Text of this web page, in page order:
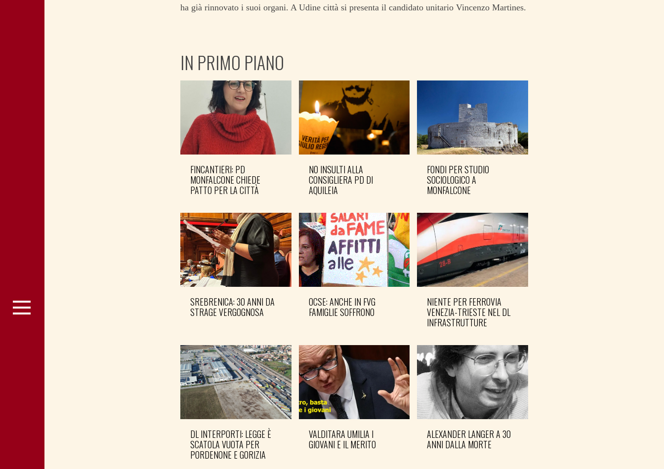
ha già rinnovato i suoi organi. A Udine città si presenta il candidato unitario Vincenzo Martines.
IN PRIMO PIANO
FINCANTIERI: PD
MONFALCONE CHIEDE
PATTO PER LA CITTÀ
NO INSULTI ALLA
CONSIGLIERA PD DI
AQUILEIA
FONDI PER STUDIO
SOCIOLOGICO A
MONFALCONE
SREBRENICA: 30 ANNI DA
STRAGE VERGOGNOSA
OCSE: ANCHE IN FVG
FAMIGLIE SOFFRONO
NIENTE PER FERROVIA
VENEZIA-TRIESTE NEL DL
INFRASTRUTTURE
DL INTERPORTI: LEGGE È
SCATOLA VUOTA PER
PORDENONE E GORIZIA
VALDITARA UMILIA I
GIOVANI E IL MERITO
ALEXANDER LANGER A 30
ANNI DALLA MORTE